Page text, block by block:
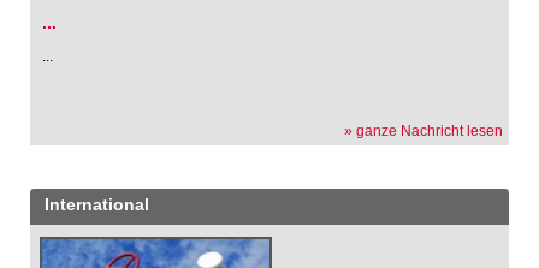
...
...
» ganze Nachricht lesen
International